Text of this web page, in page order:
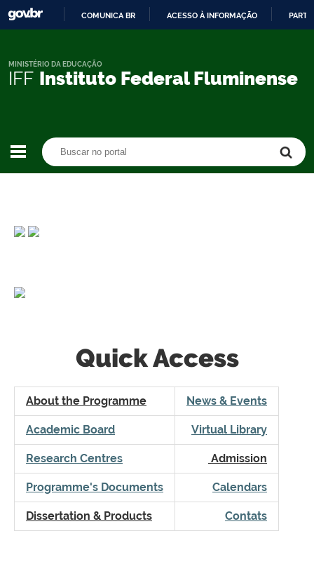
CONTEÚDO
COMUNICA BR ACESSO À INFORMAÇÃO
IFF Instituto Federal Fluminense
MINISTÉRIO DA EDUCAÇÃO
Quick Access
About the Programme News & Events
Academic Board Virtual Library
Research Centres Admission
Programme's Documents Calendars
Dissertation & Products Contats